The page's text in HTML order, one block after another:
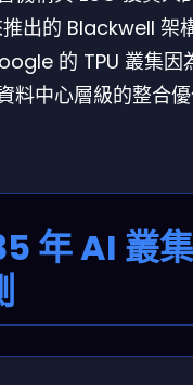
出的 Blackwell 架
的 TPU 叢集因
料中心層級的整合
年 AI 叢